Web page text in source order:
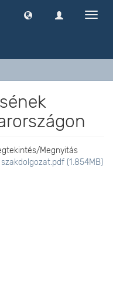
Megnyitás
szakdolgozat.pdf (1.854MB)